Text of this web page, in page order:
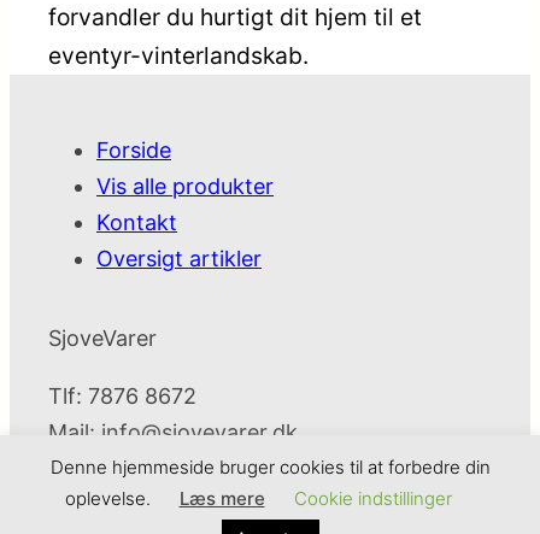
forvandler du hurtigt dit hjem til et
eventyr-vinterlandskab.
Forside
Vis alle produkter
Kontakt
Oversigt artikler
SjoveVarer
Tlf: 7876 8672
Mail: info@sjovevarer.dk
Denne hjemmeside bruger cookies til at forbedre din
oplevelse.
Læs mere Cookie indstillinger